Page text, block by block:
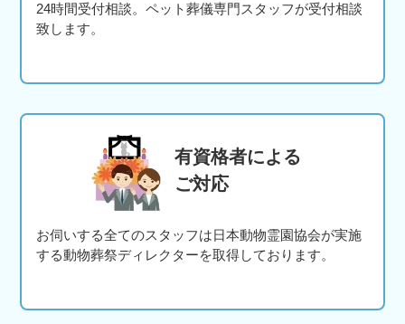
24時間受付相談。ペット葬儀専門スタッフが受付相談
致します。
有資格者による
ご対応
お伺いする全てのスタッフは日本動物霊園協会が実施
する動物葬祭ディレクターを取得しております。